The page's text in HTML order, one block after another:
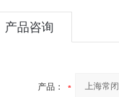
产品咨询
产品：